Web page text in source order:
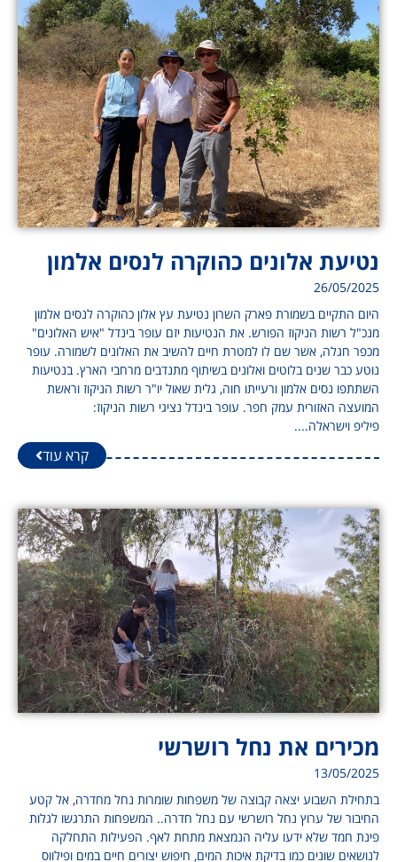
נטיעת אלונים כהוקרה לנסים אלמון
26/05/2025
היום התקיים בשמורת פארק השרון נטיעת עץ אלון כהוקרה לנסים אלמון
מנכ"ל רשות הניקוז הפורש. את הנטיעות יזם עופר בינדל "איש האלונים"
מכפר חגלה, אשר שם לו למטרת חיים להשיב את האלונים לשמורה. עופר
נוטע כבר שנים בלוטים ואלונים בשיתוף מתנדבים מרחבי הארץ. בנטיעות
השתתפו נסים אלמון ורעייתו חוה, גלית שאול יו"ר רשות הניקוז וראשת
המועצה האזורית עמק חפר. עופר בינדל נציגי רשות הניקוז:
פיליפ וישראלה....
קרא עוד
מכירים את נחל רושרשי
13/05/2025
בתחילת השבוע יצאה קבוצה של משפחות שומרות נחל מחדרה, אל קטע
החיבור של ערוץ נחל רושרשי עם נחל חדרה.. המשפחות התרגשו לגלות
פינת חמד שלא ידעו עליה הנמצאת מתחת לאף. הפעילות התחלקה
לנושאים שונים כמו בדיקת איכות המים, חיפוש יצורים חיים במים ופילווס